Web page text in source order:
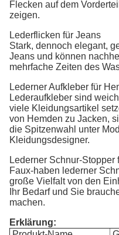
Flecken auf dem
zeigen.
Lederflicken für Jeans
Stark, dennoch elegant,
Jeans und können
mehrfache Zeiten des
Lederner Aufkleber für
Lederaufkleber sind
viele Kleidungsartikel
von Hemden zu Jacken,
die Spitzenwahl unter
Kleidungsdesigner.
Lederner Schnur-Stopper
Faux-haben lederner
große Vielfalt von den
Ihr Bedarf und Sie
machen.
Erklärung: